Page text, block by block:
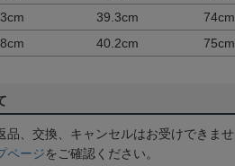
39.3cm
74cm
40.2cm 75cm
品、交換、キャンセルはお受けできませ
ページをご確認ください。